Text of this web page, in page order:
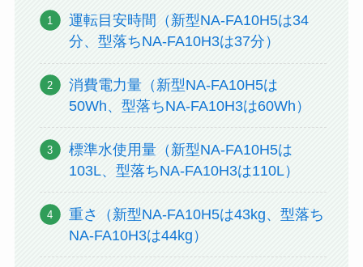
運転目安時間（新型NA-FA10H5は34
分、型落ちNA-FA10H3は37分）
消費電力量（新型NA-FA10H5は
50Wh、型落ちNA-FA10H3は60Wh）
標準水使用量（新型NA-FA10H5は
103L、型落ちNA-FA10H3は110L）
重さ（新型NA-FA10H5は43kg、型落ち
NA-FA10H3は44kg）